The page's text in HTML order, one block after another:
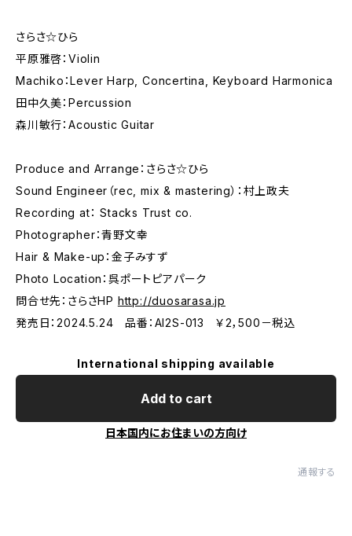
さらさ☆ひら
平原雅啓：Violin
Machiko：Lever Harp, Concertina, Keyboard Harmonica
田中久美：Percussion
森川敏行：Acoustic Guitar
Produce and Arrange：さらさ☆ひら
Sound Engineer（rec, mix & mastering）：村上政夫
Recording at： Stacks Trust co.
Photographer：青野文幸
Hair & Make-up：金子みすず
Photo Location：呉ポートピアパーク
問合せ先：さらさHP http://duosarasa.jp
発売日：2024.5.24 品番：AI2S-013 ￥2，500－税込
International shipping available
Add to cart
日本国内にお住まいの方向け
通報する